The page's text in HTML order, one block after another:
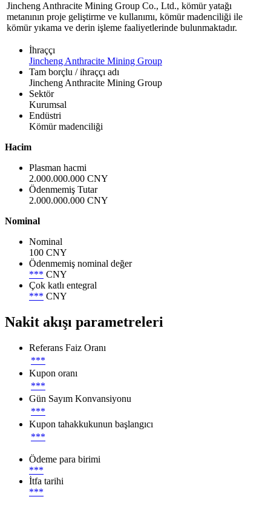
Jincheng Anthracite Mining Group Co., Ltd., kömür yatağı
metanının proje geliştirme ve kullanımı, kömür madenciliği ile
kömür yıkama ve derin işleme faaliyetlerinde bulunmaktadır.
İhraççı
Jincheng Anthracite Mining Group
Tam borçlu / ihraççı adı
Jincheng Anthracite Mining Group
Sektör
Kurumsal
Endüstri
Kömür madenciliği
Hacim
Plasman hacmi
2.000.000.000 CNY
Ödenmemiş Tutar
2.000.000.000 CNY
Nominal
Nominal
100 CNY
Ödenmemiş nominal değer
*** CNY
Çok katlı entegral
*** CNY
Nakit akışı parametreleri
Referans Faiz Oranı
***
Kupon oranı
***
Gün Sayım Konvansiyonu
***
Kupon tahakkukunun başlangıcı
***
Ödeme para birimi
***
İtfa tarihi
***